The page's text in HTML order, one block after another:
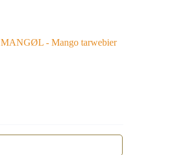
MANGØL - Mango tarwebier